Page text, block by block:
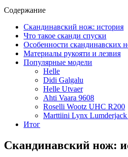
Содержание
Скандинавский нож: история
Что такое сканди спуски
Особенности скандинавских
Материалы рукояти и лезвия
Популярные модели
Helle
Didi Galgalu
Helle Utvaer
Ahti Vaara 9608
Roselli Wootz UHC R200
Marttiini Lynx Lumderjack
Итог
Скандинавский нож: